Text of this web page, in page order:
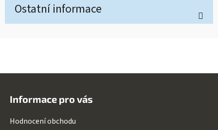
Ostatní informace
Informace pro vás
Hodnocení obchodu